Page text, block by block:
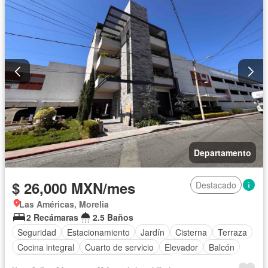
Departamento
$ 26,000 MXN/mes
Destacado
Las Américas, Morelia
2 Recámaras
2.5 Baños
Seguridad
Estacionamiento Jardín Cisterna
Terraza
Cocina integral
Cuarto de servicio Elevador
Balcón